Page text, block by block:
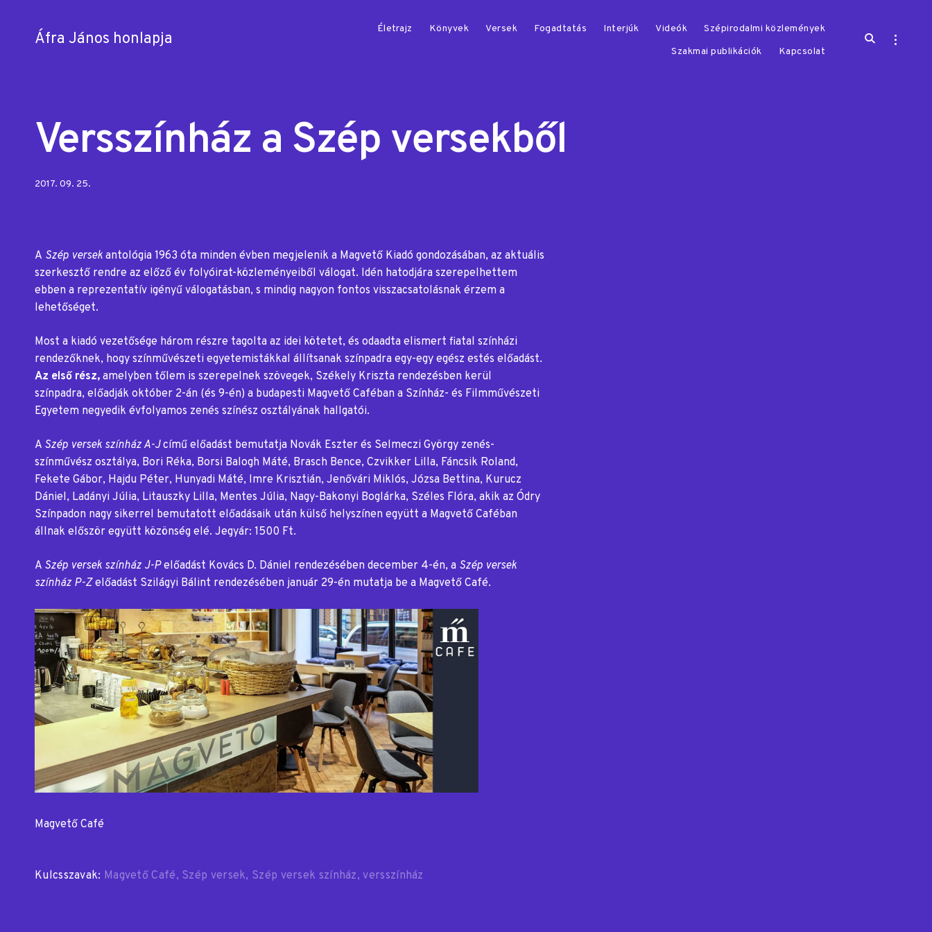
Áfra János honlapja
Életrajz Könyvek Versek Fogadtatás Interjúk Videók
Szépirodalmi közlemények
Szakmai publikációk
Kapcsolat
open
open
Versszínház a Szép versekből
Posted
2017. 09. 25.
A Szép versek antológia 1963 óta minden évben megjelenik a Magvető Kiadó gondozásában, az aktuális
szerkesztő rendre az előző év folyóirat-közleményeiből válogat. Idén hatodjára szerepelhettem
ebben a reprezentatív igényű válogatásban, s mindig nagyon fontos visszacsatolásnak érzem a
lehetőséget.
Most a kiadó vezetősége három részre tagolta az idei kötetet, és odaadta elismert fiatal színházi
rendezőknek, hogy színművészeti egyetemistákkal állítsanak színpadra egy-egy egész estés előadást.
Az első rész, amelyben tőlem is szerepelnek szövegek, Székely Kriszta rendezésben kerül
színpadra, előadják október 2-án (és 9-én) a budapesti Magvető Caféban a Színház- és Filmművészeti
Egyetem negyedik évfolyamos zenés színész osztályának hallgatói.
A Szép versek színház A-Jcímű előadást bemutatja Novák Eszter és Selmeczi György zenés-
színművész osztálya, Bori Réka, Borsi Balogh Máté, Brasch Bence, Czvikker Lilla, Fáncsik Roland,
Fekete Gábor, Hajdu Péter, Hunyadi Máté, Imre Krisztián, Jenővári Miklós, Józsa Bettina, Kurucz
Dániel, Ladányi Júlia, Litauszky Lilla, Mentes Júlia, Nagy-Bakonyi Boglárka, Széles Flóra, akik az Ódry
Színpadon nagy sikerrel bemutatott előadásaik után külső helyszínen együtt a Magvető Caféban
állnak először együtt közönség elé. Jegyár: 1500 Ft.
A Szép versek színház J-Pelőadást Kovács D. Dániel rendezésében december 4-én, a Szép versek
színház P-Zelőadást Szilágyi Bálint rendezésében január 29-én mutatja be a Magvető Café.
Magvető Café
Kulcsszavak: Magvető Café Szép versek Szép versek színház versszínház